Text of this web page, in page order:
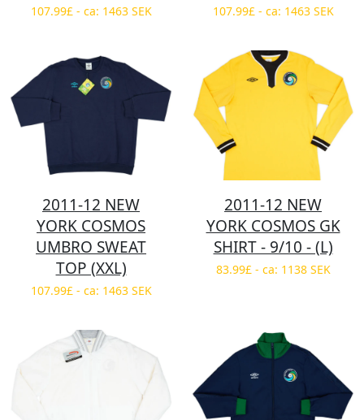
107.99£ - ca: 1463 SEK 107.99£ - ca: 1463 SEK
2011-12 NEW
YORK COSMOS
UMBRO SWEAT
TOP (XXL)
107.99£ - ca: 1463 SEK
2011-12 NEW
YORK COSMOS GK
SHIRT - 9/10 - (L)
83.99£ - ca: 1138 SEK